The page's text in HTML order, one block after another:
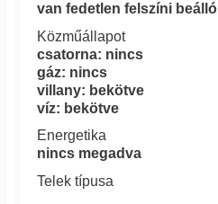
van fedetlen felszíni beálló
Közműállapot
csatorna: nincs
gáz: nincs
villany: bekötve
víz: bekötve
Energetika
nincs megadva
Telek típusa